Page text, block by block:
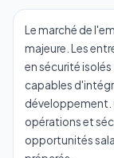
Le marché de
majeure. Les
en sécurité
capables
développement.
opérations et
opportunités